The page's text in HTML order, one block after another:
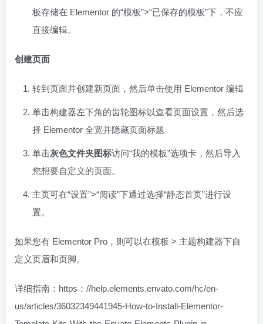
板存储在 Elementor 的“模板”>“已保存的模板”下，不应
直接编辑。
创建页面
转到页面并创建新页面，然后单击使用 Elementor 编辑
单击构建器左下角的齿轮图标以查看页面设置，然后选
择 Elementor 全宽并隐藏页面标题
单击灰色文件夹图标访问“我的模板”选项卡，然后导入
您想要自定义的页面。
主页可在“设置”>“阅读”下通过选择“静态首页”进行设
置。
如果您有 Elementor Pro，则可以在模板 > 主题构建器下自
定义页眉和页脚。
详细指南：https：//help.elements.envato.com/hc/en-
us/articles/36032349441945-How-to-Install-Elementor-